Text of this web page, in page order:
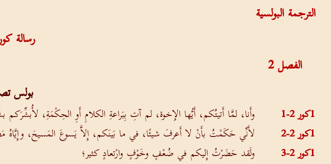
الترجمة البولسية
رسالة
الفصل2
بولس
1كور 2-1
وأَنا، لمَّا أَتيتُكم، أَيُّها الإِخوة، لم آتِ بِبَراعةِ الكلامِ أَوِ الحِكْمَةِ، لأُبشِّرَكم
1كور 2-2
لأَنِّي حَكَمْتُ بأَنْ لا أَعرفَ شيئًا، في ما بَينَكم، إِلاَّ يَسوعَ المَسيحَ، وإِيَّاهُ
1كور 2-3
ولَقد حَضَرْتُ إِليكم في ضُعْفٍ وخَوْفٍ وارْتعادٍ كثير؛